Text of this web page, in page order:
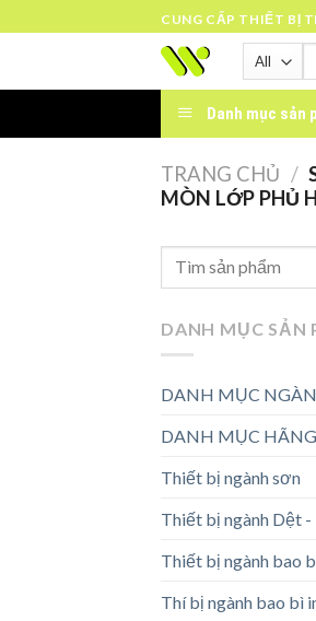
to
CUNG CẤP THIẾT BỊ
Danh mục sản
TRANG CHỦ /
MÒN LỚP PHỦ
DANH MỤC SẢN
DANH MỤC
DANH MỤC HÃNG
Thiết bị ngành sơn
Thiết bị ngành Dệt -
Thiết bị ngành bao
Thí bị ngành bao bì